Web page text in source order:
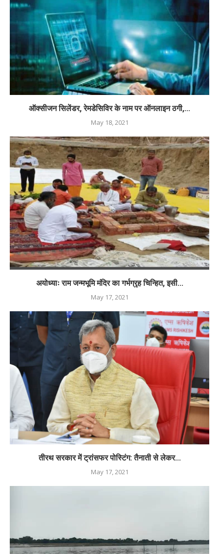
ऑक्सीजन सिलेंडर, रेमडेसिविर के नाम पर ऑनलाइन ठगी,...
May 18, 2021
अयोध्याः राम जन्मभूमि मंदिर का गर्भग्रृह चिन्हित, इसी...
May 17, 2021
तीरथ सरकार में ट्रांसफर पोस्टिंग: तैनाती से लेकर...
May 17, 2021